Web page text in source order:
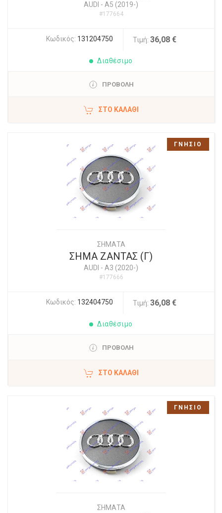
AUDI - A5 (2019-)
#177664
Κωδικός: 131204750 Τιμή: 36,08 €
Διαθέσιμο
ΠΡΟΒΟΛΗ
ΣΤΟ ΚΑΛΆΘΙ
ΣΗΜΑΤΑ
ΣΗΜΑ ΖΑΝΤΑΣ (Γ)
AUDI - A3 (2020-)
#177666
Κωδικός: 132404750 Τιμή: 36,08 €
Διαθέσιμο
ΠΡΟΒΟΛΗ
ΣΤΟ ΚΑΛΆΘΙ
ΓΝΗΣΙΟ
ΣΗΜΑΤΑ
ΓΝΗΣΙΟ